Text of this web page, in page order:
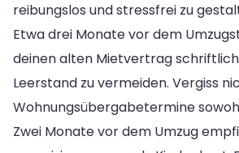
reibungslos und stressfrei zu
Etwa drei Monate vor dem
deinen alten Mietvertrag
Leerstand zu vermeiden. Vergiss
Wohnungsübergabetermine
Zwei Monate vor dem Umzug